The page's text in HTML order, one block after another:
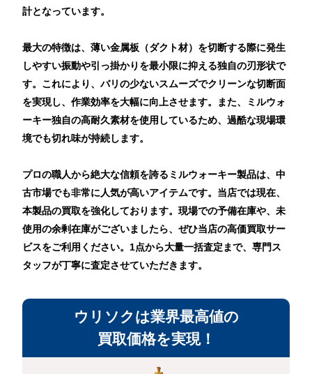
計となっています。
最大の特徴は、薄い金属板（ダクト材）を切断する際に発生
しやすい振動や引っ掛かりを最小限に抑える独自の刃形状で
す。これにより、バリの少ないスムーズでクリーンな切断面
を実現し、作業効率を大幅に向上させます。また、ミルウォ
ーキー独自の高耐久素材を使用しているため、過酷な現場環
境でも切れ味が持続します。
プロの職人から絶大な信頼を誇るミルウォーキー製品は、中
古市場でも非常に人気が高いアイテムです。当店では現在、
本製品の買取を強化しております。現場での予備在庫や、未
使用の余剰在庫がございましたら、ぜひ当店の高価買取サー
ビスをご利用ください。1点から大量一括査定まで、専門ス
タッフが丁寧に査定させていただきます。
ウリソクは業界最高値の
買取価格を実現！